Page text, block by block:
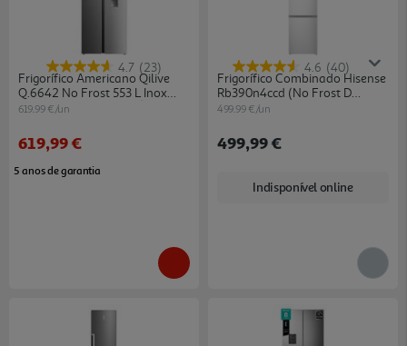
4.7 (23)
Frigorífico Americano Qilive
Q.6642 No Frost 553 L Inox
Com Dispensador De Água
619.99 €/un
619,99 €
5 anos de garantia
4.6 (40)
Frigorífico Combinado Hisense
Rb390n4ccd (no Frost D
186cm 304l Inox)
499.99 €/un
499,99 €
Indisponível online